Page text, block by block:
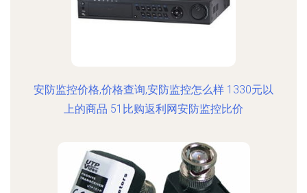
安防监控价格,价格查询,安防监控怎么样 1330元以
上的商品 51比购返利网安防监控比价